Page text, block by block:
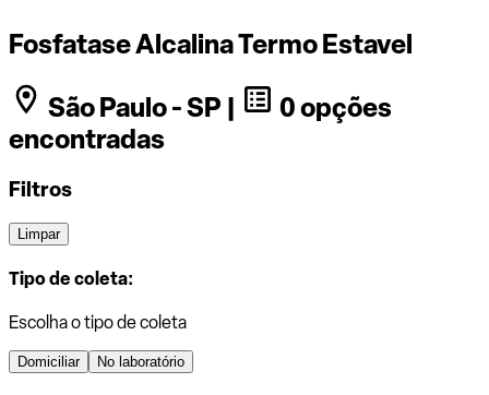
Fosfatase Alcalina Termo Estavel
São Paulo - SP |
0 opções
encontradas
Filtros
Limpar
Tipo de coleta:
Escolha o tipo de coleta
Domiciliar No laboratório